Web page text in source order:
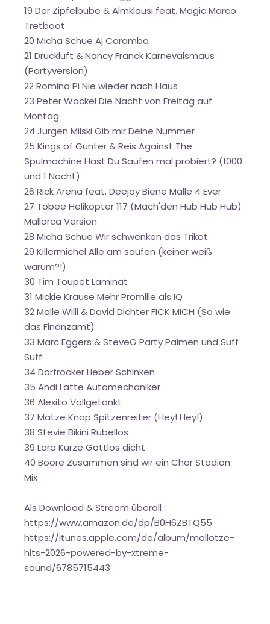
19 Der Zipfelbube & Almklausi feat. Magic Marco
Tretboot
20 Micha Schue Aj Caramba
21 Druckluft & Nancy Franck Karnevalsmaus
(Partyversion)
22 Romina Pi Nie wieder nach Haus
23 Peter Wackel Die Nacht von Freitag auf
Montag
24 Jürgen Milski Gib mir Deine Nummer
25 Kings of Günter & Reis Against The
Spülmachine Hast Du Saufen mal probiert? (1000
und 1 Nacht)
26 Rick Arena feat. Deejay Biene Malle 4 Ever
27 Tobee Helikopter 117 (Mach'den Hub Hub Hub)
Mallorca Version
28 Micha Schue Wir schwenken das Trikot
29 Killermichel Alle am saufen (keiner weiß
warum?!)
30 Tim Toupet Laminat
31 Mickie Krause Mehr Promille als IQ
32 Malle Willi & David Dichter FICK MICH (So wie
das Finanzamt)
33 Marc Eggers & SteveG Party Palmen und Suff
Suff
34 Dorfrocker Lieber Schinken
35 Andi Latte Automechaniker
36 Alexito Vollgetankt
37 Matze Knop Spitzenreiter (Hey! Hey!)
38 Stevie Bikini Rubellos
39 Lara Kurze Gottlos dicht
40 Boore Zusammen sind wir ein Chor Stadion
Mix
Als Download & Stream überall :
https://www.amazon.de/dp/B0H6ZBTQ55
https://itunes.apple.com/de/album/mallotze-
hits-2026-powered-by-xtreme-
sound/6785715443